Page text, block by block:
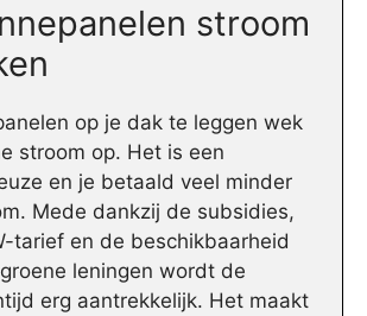
stroom
op je dak te leggen wek
stroom op. Het is een
en je betaald veel minder
Mede dankzij de subsidies,
tarief en de beschikbaarheid
leningen wordt de
erg aantrekkelijk. Het maakt